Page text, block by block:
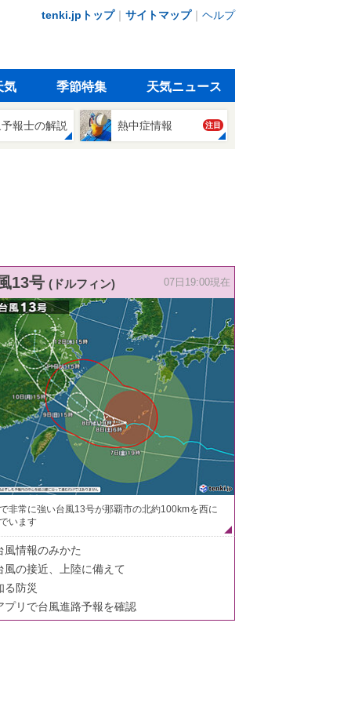
tenki.jpトップ｜ サイトマップ｜ ヘルプ
気 季節特集 天気ニュース
報士の解説 熱中症情報 注目
13号 (ドルフィン) 07日19:00現在
非常に強い台風13号が那覇市の北約100kmを西に
います
風情報のみかた
風の接近、上陸に備えて
る防災
プリで台風進路予報を確認